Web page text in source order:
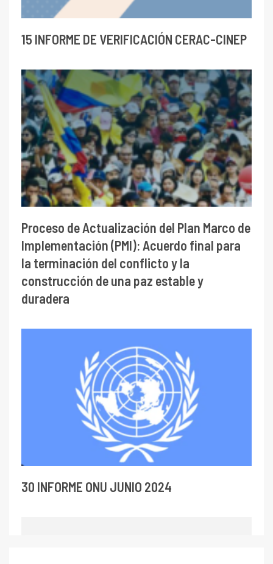
15 INFORME DE VERIFICACIÓN CERAC-CINEP
Proceso de Actualización del Plan Marco de
Implementación (PMI): Acuerdo final para
la terminación del conflicto y la
construcción de una paz estable y
duradera
30 INFORME ONU JUNIO 2024